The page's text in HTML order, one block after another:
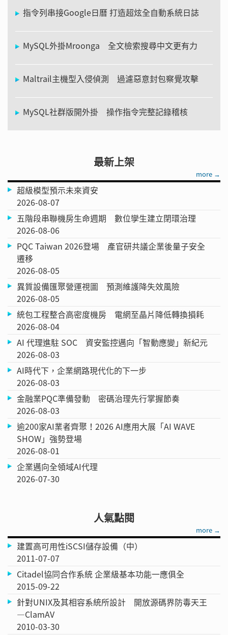
指令列串接Google日曆 打造超炫全自動系統日誌
MySQL外掛Mroonga 全文檢索搜尋中文更有力
Maltrail主機型入侵偵測 過濾惡意封包察覺攻擊
MySQL社群版開外掛 操作指令完整記錄稽核
最新上架
more →
超級模型預示未來資安
2026-08-07
五階段串聯機房生命週期 數位孿生建立閉環治理
2026-08-06
PQC Taiwan 2026登場 產官研共議企業後量子安全
遷移
2026-08-05
異質設備匯聚營運視圖 預測維護降失效風險
2026-08-05
統包工程整合高密度機房 電網至晶片降低轉換損耗
2026-08-04
AI 代理進駐 SOC 資安監控邁向「智動應變」新紀元
2026-08-03
AI時代下，企業網路現代化的下一步
2026-08-03
金融業PQC準備發動 密碼治理先行掌握節奏
2026-08-03
逾200家AI業者齊聚！2026 AI應用大展「AI WAVE
SHOW」強勢登場
2026-08-01
企業邁向全領域AI代理
2026-07-30
人氣點閱
more →
建置高可用性iSCSI儲存設備（中）
2011-07-07
Citadel協同合作系統 企業級基本功能一應俱全
2015-09-22
針對UNIX及其相容系統所設計 開放源碼界防毒天王
—ClamAV
2010-03-30